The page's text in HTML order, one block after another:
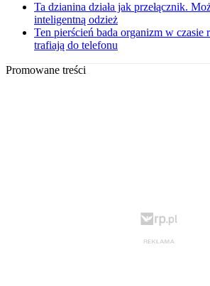
Ta dzianina działa jak przełącznik.
inteligentną odzież
Ten pierścień bada organizm w
trafiają do telefonu
Promowane treści